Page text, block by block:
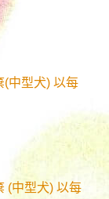
(中型犬) 以每
(中型犬) 以每